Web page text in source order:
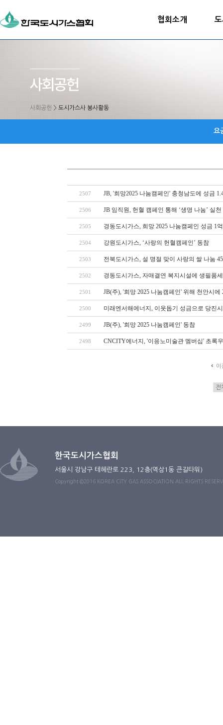
협회소개
사회공헌 > 도시가스사 봉사활동
요
2507 JB, '희망2025 나눔캠페인' 충청남도에 성금
2506 JB 임직원, 헌혈 캠페인 통해 ‘생명 나눔’ 실천
2505 경동도시가스, 희망 2025 나눔캠페인 성금 1
2504 강원도시가스, ‘사랑의 헌혈캠페인’ 동참
2503 전북도시가스, 설 명절 맞이 사랑의 쌀 나눔
2502 경동도시가스, 자매결연 복지시설에 생필품
2501 JB(주), '희망 2025 나눔캠페인' 위해 천안시에
2500 미래엔서해에너지, 이웃돕기 성금으로 당진
2499 JB(주), '희망 2025 나눔캠페인' 동참
2498 CNCITY에너지, '이응노미술관 멤버십' 초록
이
한국도시가스협회
서울시 강남구 테헤란로 223, 12층(역삼1동 큰길타워)
Copyright ©2016 KOREA CITY GAS ASSOCIATION ALL RIGHTS